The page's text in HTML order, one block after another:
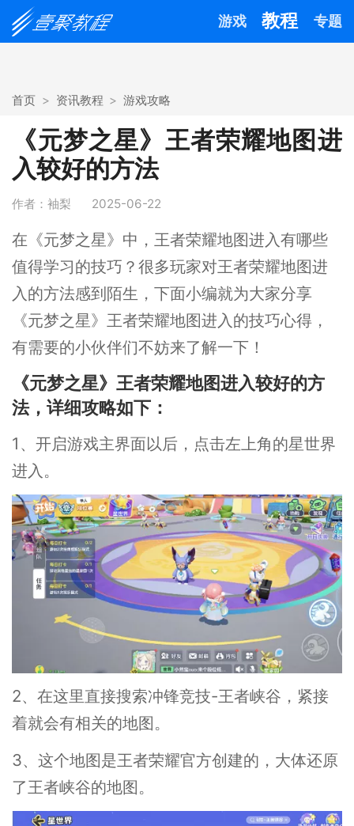
游戏 教程 专题
首页 资讯教程 游戏攻略
《元梦之星》王者荣耀地图进
入较好的方法
作者：袖梨 2025-06-22
在《元梦之星》中，王者荣耀地图进入有哪些
值得学习的技巧？很多玩家对王者荣耀地图进
入的方法感到陌生，下面小编就为大家分享
《元梦之星》王者荣耀地图进入的技巧心得，
有需要的小伙伴们不妨来了解一下！
《元梦之星》王者荣耀地图进入较好的方
法，详细攻略如下：
1、开启游戏主界面以后，点击左上角的星世界
进入。
2、在这里直接搜索冲锋竞技-王者峡谷，紧接
着就会有相关的地图。
3、这个地图是王者荣耀官方创建的，大体还原
了王者峡谷的地图。